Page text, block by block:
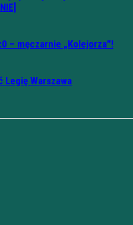
– męczarnie „Kolejorza”!
Legię Warszawa